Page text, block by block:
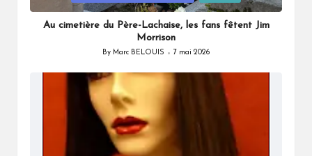
in
Au cimetière du Père-Lachaise, les fans fêtent Jim
Morrison
Posted
By Marc BELOUIS 7 mai 2026